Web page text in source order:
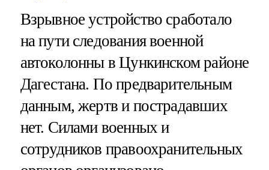
Взрывное устройство сработало
на пути следования военной
автоколонны в Цункинском районе
Дагестана. По предварительным
данным, жертв и пострадавших
нет. Силами военных и
сотрудников правоохранительных